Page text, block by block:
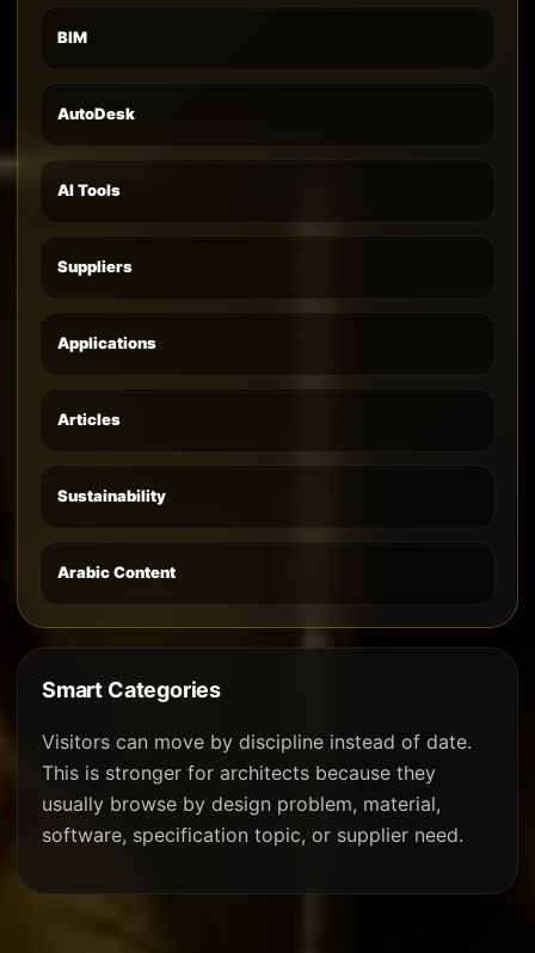
BIM
AutoDesk
AI Tools
Suppliers
Applications
Articles
Sustainability
Arabic Content
Smart Categories
Visitors can move by discipline instead of date.
This is stronger for architects because they
usually browse by design problem, material,
software, specification topic, or supplier need.